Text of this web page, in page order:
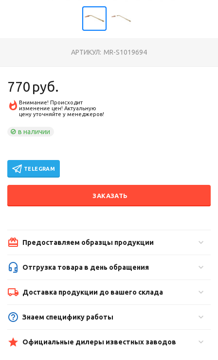
АРТИКУЛ: MR-S1019694
770 руб.
Внимание! Происходит
изменение цен! Актуальную
цену уточняйте у менеджеров!
в наличии
TELEGRAM
ЗАКАЗАТЬ
Предоставляем образцы продукции
Отгрузка товара в день обращения
Доставка продукции до вашего склада
Знаем специфику работы
Официальные дилеры известных заводов